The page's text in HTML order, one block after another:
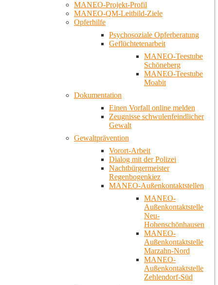
MANEO-Projekt-Profil
MANEO-QM-Leitbild-Ziele
Opferhilfe
Psychosoziale Opferberatung
Geflüchtetenarbeit
MANEO-Teestube
Schöneberg
MANEO-Teestube
Moabit
Dokumentation
Einen Vorfall online melden
Zeugnisse schwulenfeindlicher
Gewalt
Gewaltprävention
Vorort-Arbeit
Dialog mit der Polizei
Nachtbürgermeister
Regenbogenkiez
MANEO-Außenkontaktstellen
MANEO-
Außenkontaktstelle
Neu-
Hohenschönhausen
MANEO-
Außenkontaktstelle
Marzahn-Nord
MANEO-
Außenkontaktstelle
Zehlendorf-Süd